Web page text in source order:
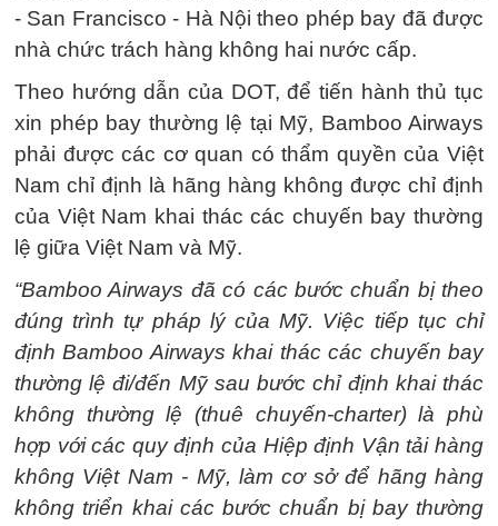
- San Francisco - Hà Nội theo phép bay đã được
nhà chức trách hàng không hai nước cấp.
Theo hướng dẫn của DOT, để tiến hành thủ tục
xin phép bay thường lệ tại Mỹ, Bamboo Airways
phải được các cơ quan có thẩm quyền của Việt
Nam chỉ định là hãng hàng không được chỉ định
của Việt Nam khai thác các chuyến bay thường
lệ giữa Việt Nam và Mỹ.
“Bamboo Airways đã có các bước chuẩn bị theo
đúng trình tự pháp lý của Mỹ. Việc tiếp tục chỉ
định Bamboo Airways khai thác các chuyến bay
thường lệ đi/đến Mỹ sau bước chỉ định khai thác
không thường lệ (thuê chuyến-charter) là phù
hợp với các quy định của Hiệp định Vận tải hàng
không Việt Nam - Mỹ, làm cơ sở để hãng hàng
không triển khai các bước chuẩn bị bay thường